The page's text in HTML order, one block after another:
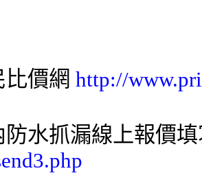
比價網 http://
防水抓漏線上報價